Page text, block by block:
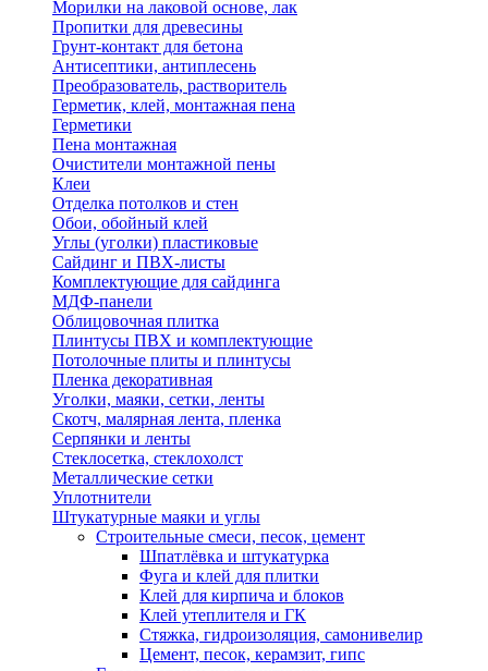
Морилки на лаковой основе, лак
Пропитки для древесины
Грунт-контакт для бетона
Антисептики, антиплесень
Преобразователь, растворитель
Герметик, клей, монтажная пена
Герметики
Пена монтажная
Очистители монтажной пены
Клеи
Отделка потолков и стен
Обои, обойный клей
Углы (уголки) пластиковые
Сайдинг и ПВХ-листы
Комплектующие для сайдинга
МДФ-панели
Облицовочная плитка
Плинтусы ПВХ и комплектующие
Потолочные плиты и плинтусы
Пленка декоративная
Уголки, маяки, сетки, ленты
Скотч, малярная лента, пленка
Серпянки и ленты
Стеклосетка, стеклохолст
Металлические сетки
Уплотнители
Штукатурные маяки и углы
Строительные смеси, песок, цемент
Шпатлёвка и штукатурка
Фуга и клей для плитки
Клей для кирпича и блоков
Клей утеплителя и ГК
Стяжка, гидроизоляция, самонивелир
Цемент, песок, керамзит, гипс